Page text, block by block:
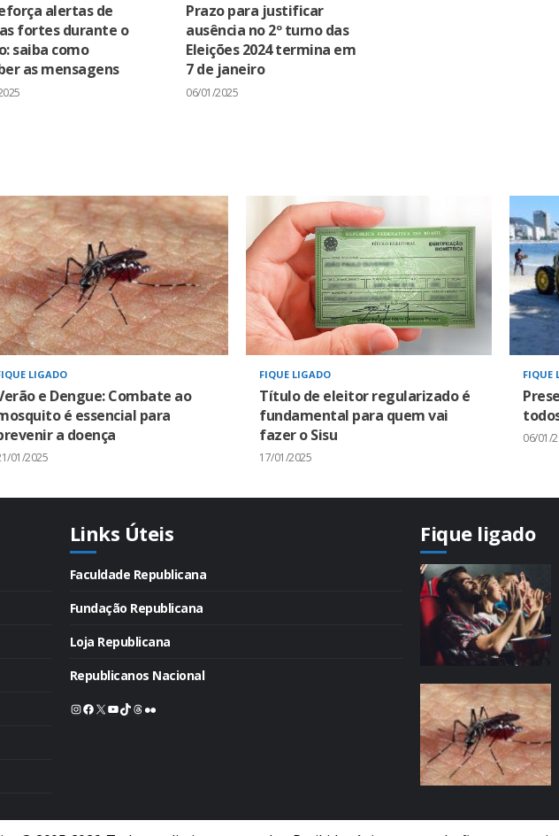
alertas de
fortes durante o
saiba como
as mensagens
Prazo para justificar
ausência no 2º turno das
Eleições 2024 termina em
7 de janeiro
06/01/2025
LIGADO
e Dengue: Combate ao
é essencial para
a doença
01/2025
FIQUE LIGADO
Título de eleitor regularizado é
fundamental para quem vai
fazer o Sisu
17/01/2025
FIQUE
06/01/
Links Úteis
Faculdade Republicana
Fundação Republicana
Loja Republicana
Republicanos Nacional
Instagram
Facebook
X Youtube
TikTok
Threads
Flickr
Fique ligado